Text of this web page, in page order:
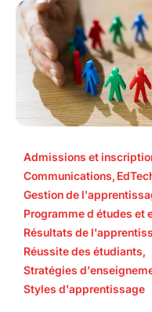
Admissions et
Communications,
Gestion de
Programme d études et
Résultats de
Réussite des étudiants,
Stratégies
Styles d'apprentissage